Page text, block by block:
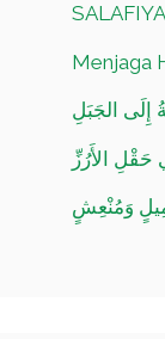
Menjaga
إِلَى الجَبَلِ
حَقْلِ الأَرُزِّ
وَمُنْعِشٍ